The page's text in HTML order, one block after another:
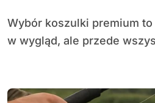
Wybór koszulki premium to inwestycja nie tylko
w wygląd, ale przede